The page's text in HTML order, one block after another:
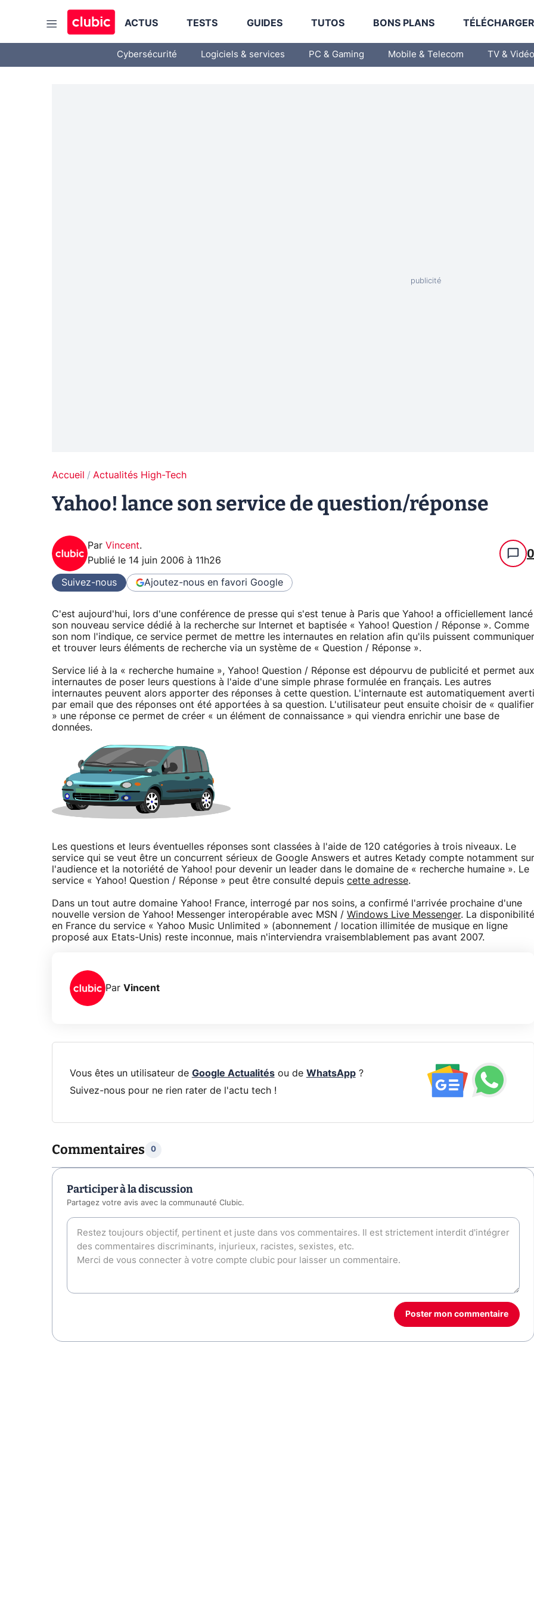
ACTUS TESTS GUIDES TUTOS BONS PLANS TÉLÉCHARGER
Cybersécurité Logiciels & services PC & Gaming Mobile & Telecom TV & Vidéo
Accueil Actualités High-Tech
Yahoo! lance son service de question/réponse
Par Vincent.
Publié le 14 juin 2006 à 11h26 0
Suivez-nous Ajoutez-nous en favori Google
C'est aujourd'hui, lors d'une conférence de presse qui s'est tenue à Paris que Yahoo! a officiellement lancé
son nouveau service dédié à la recherche sur Internet et baptisée « Yahoo! Question / Réponse ». Comme
son nom l'indique, ce service permet de mettre les internautes en relation afin qu'ils puissent communiquer
et trouver leurs éléments de recherche via un système de « Question / Réponse ».
Service lié à la « recherche humaine », Yahoo! Question / Réponse est dépourvu de publicité et permet aux
internautes de poser leurs questions à l'aide d'une simple phrase formulée en français. Les autres
internautes peuvent alors apporter des réponses à cette question. L'internaute est automatiquement averti
par email que des réponses ont été apportées à sa question. L'utilisateur peut ensuite choisir de « qualifier
» une réponse ce permet de créer « un élément de connaissance » qui viendra enrichir une base de
données.
Les questions et leurs éventuelles réponses sont classées à l'aide de 120 catégories à trois niveaux. Le
service qui se veut être un concurrent sérieux de Google Answers et autres Ketady compte notamment sur
l'audience et la notoriété de Yahoo! pour devenir un leader dans le domaine de « recherche humaine ». Le
service « Yahoo! Question / Réponse » peut être consulté depuis cette adresse.
Dans un tout autre domaine Yahoo! France, interrogé par nos soins, a confirmé l'arrivée prochaine d'une
nouvelle version de Yahoo! Messenger interopérable avec MSN / Windows Live Messenger. La disponibilité
en France du service « Yahoo Music Unlimited » (abonnement / location illimitée de musique en ligne
proposé aux Etats-Unis) reste inconnue, mais n'interviendra vraisemblablement pas avant 2007.
Par Vincent
Vous êtes un utilisateur de Google Actualitésou de WhatsApp?
Suivez-nous pour ne rien rater de l'actu tech !
Commentaires 0
Participer à la discussion
Partagez votre avis avec la communauté Clubic.
Poster mon commentaire